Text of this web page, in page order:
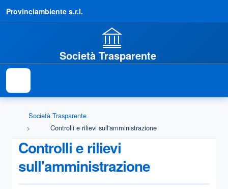
Provinciambiente s.r.l.
Società Trasparente
Società Trasparente
Controlli e rilievi sull'amministrazione
Controlli e rilievi
sull'amministrazione